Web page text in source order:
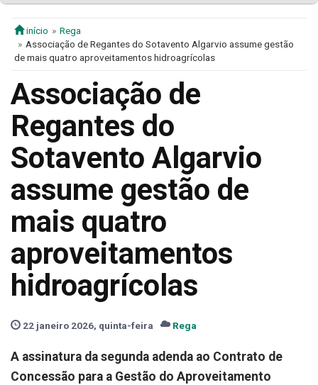
início
Rega
Associação de Regantes do Sotavento Algarvio assume gestão
de mais quatro aproveitamentos hidroagrícolas
Associação de
Regantes do
Sotavento Algarvio
assume gestão de
mais quatro
aproveitamentos
hidroagrícolas
22 janeiro 2026, quinta-feira Rega
A assinatura da segunda adenda ao Contrato de
Concessão para a Gestão do Aproveitamento